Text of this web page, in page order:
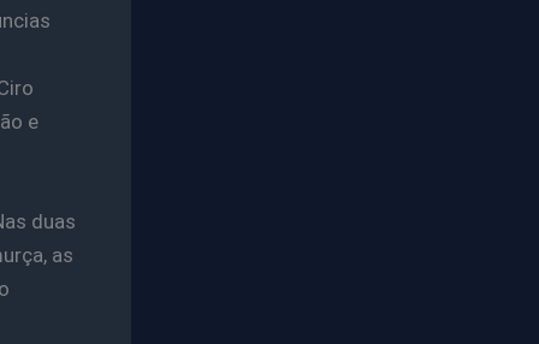
e
duas
as